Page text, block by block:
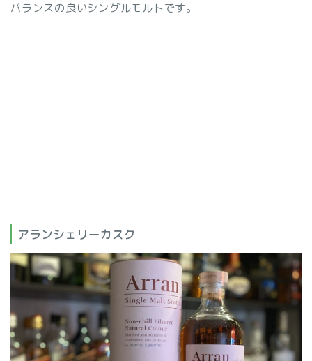
バランスの良いシングルモルトです。
アランシェリーカスク